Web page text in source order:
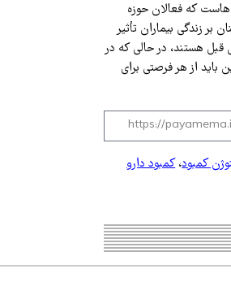
که فعالان حوزه
زندگی بیماران تأثیر
از داروهایی که امروز بیماران ایرانی مصرف می‌کنند، متعلق به ۲۰ تا ۳۰ سال قبل هستند، در حالی که در
باید از هر فرصتی برای
کمبود،کمبود دارو